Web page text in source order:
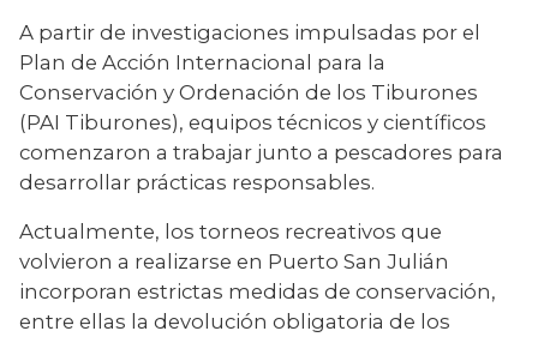
A partir de investigaciones impulsadas por el
Plan de Acción Internacional para la
Conservación y Ordenación de los Tiburones
(PAI Tiburones), equipos técnicos y científicos
comenzaron a trabajar junto a pescadores para
desarrollar prácticas responsables.
Actualmente, los torneos recreativos que
volvieron a realizarse en Puerto San Julián
incorporan estrictas medidas de conservación,
entre ellas la devolución obligatoria de los